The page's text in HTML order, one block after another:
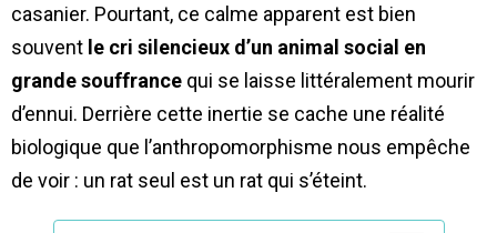
casanier. Pourtant, ce calme apparent est bien
souvent le cri silencieux d’un animal social en
grande souffrance qui se laisse littéralement mourir
d’ennui. Derrière cette inertie se cache une réalité
biologique que l’anthropomorphisme nous empêche
de voir : un rat seul est un rat qui s’éteint.